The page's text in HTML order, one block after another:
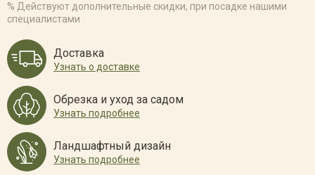
% Действуют дополнительные скидки, при посадке нашими
специалистами
Доставка
Узнать о доставке
Обрезка и уход за садом
Узнать подробнее
Ландшафтный дизайн
Узнать подробнее